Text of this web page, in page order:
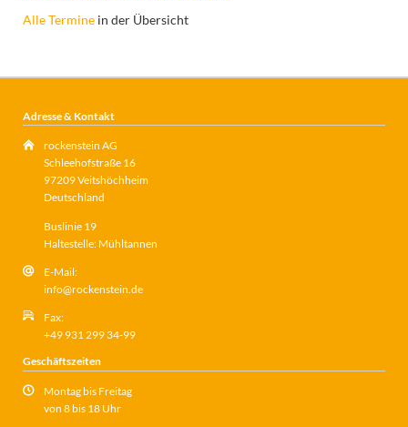
Alle Terminein der Übersicht
Adresse & Kontakt
rockenstein AG
Schleehofstraße 16
97209 Veitshöchheim
Deutschland
Buslinie 19
Haltestelle: Mühltannen
E-Mail:
info@rockenstein.de
Fax:
+49 931 299 34-99
Geschäftszeiten
Montag bis Freitag
von 8 bis 18 Uhr